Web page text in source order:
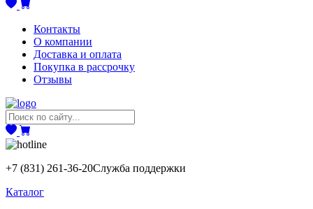
Контакты
О компании
Доставка и оплата
Покупка в рассрочку
Отзывы
+7 (831) 261-36-20Служба поддержки
Каталог